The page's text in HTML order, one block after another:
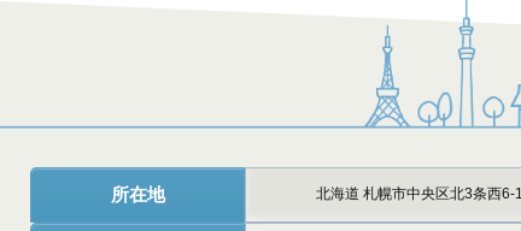
所在地 北海道 札幌市中央区北3条西6-1